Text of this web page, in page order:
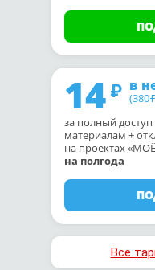
14 в
(380
за полный
материалам +
на проектах
на полгода
Все